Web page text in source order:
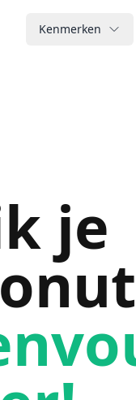
Kenmerken
je